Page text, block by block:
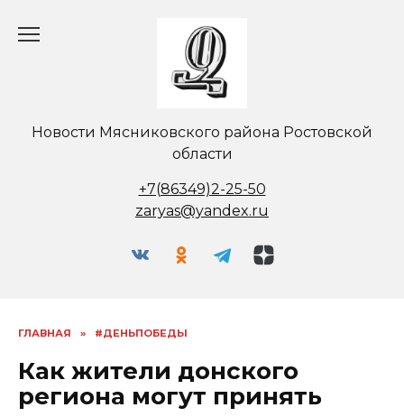
Новости Мясниковского района Ростовской
области
+7(86349)2-25-50
zaryas@yandex.ru
ГЛАВНАЯ » #ДЕНЬПОБЕДЫ
Как жители донского
региона могут принять